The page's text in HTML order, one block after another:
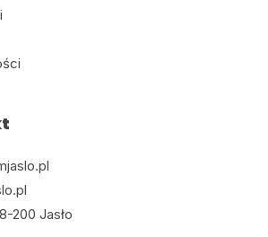
200 Jasło